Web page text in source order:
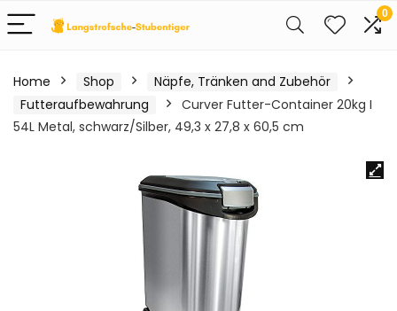
0
Home Shop
Näpfe, Tränken and Zubehör
Futteraufbewahrung
Curver Futter-Container 20kg I
54L Metal, schwarz/Silber, 49,3 x 27,8 x 60,5 cm